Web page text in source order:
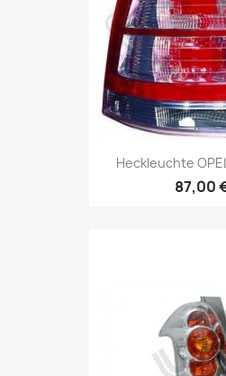
Heckleuchte
87,00